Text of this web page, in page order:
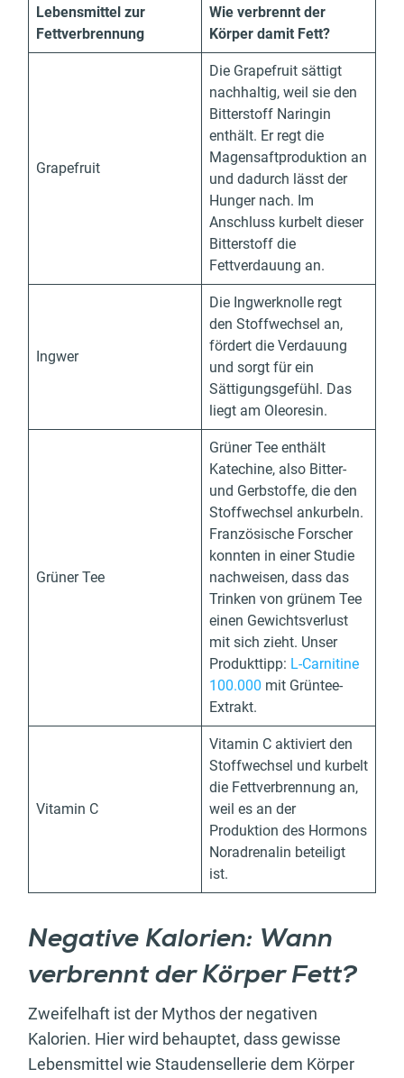
Lebensmittel zur
Fettverbrennung
Wie verbrennt der
Körper damit Fett?
Grapefruit
Die Grapefruit sättigt
nachhaltig, weil sie den
Bitterstoff Naringin
enthält. Er regt die
Magensaftproduktion an
und dadurch lässt der
Hunger nach. Im
Anschluss kurbelt dieser
Bitterstoff die
Fettverdauung an.
Ingwer
Die Ingwerknolle regt
den Stoffwechsel an,
fördert die Verdauung
und sorgt für ein
Sättigungsgefühl. Das
liegt am Oleoresin.
Grüner Tee
Grüner Tee enthält
Katechine, also Bitter-
und Gerbstoffe, die den
Stoffwechsel ankurbeln.
Französische Forscher
konnten in einer Studie
nachweisen, dass das
Trinken von grünem Tee
einen Gewichtsverlust
mit sich zieht. Unser
Produkttipp: L-Carnitine
100.000 mit Grüntee-
Extrakt.
Vitamin C
Vitamin C aktiviert den
Stoffwechsel und kurbelt
die Fettverbrennung an,
weil es an der
Produktion des Hormons
Noradrenalin beteiligt
ist.
Negative Kalorien: Wann
verbrennt der Körper Fett?
Zweifelhaft ist der Mythos der negativen
Kalorien. Hier wird behauptet, dass gewisse
Lebensmittel wie Staudensellerie dem Körper